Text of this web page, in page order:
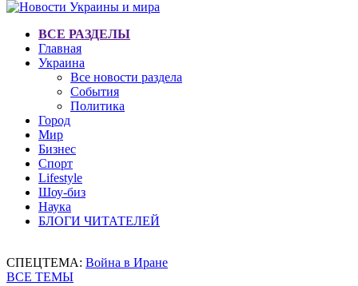
ВСЕ РАЗДЕЛЫ
Главная
Украина
Все новости раздела
События
Политика
Город
Мир
Бизнес
Спорт
Lifestyle
Шоу-биз
Наука
БЛОГИ ЧИТАТЕЛЕЙ
СПЕЦТЕМА: Война в Иране
ВСЕ ТЕМЫ